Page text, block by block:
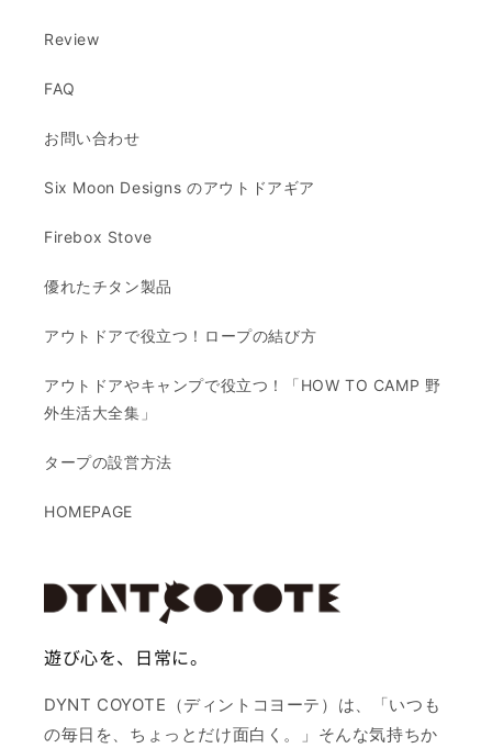
Review
FAQ
お問い合わせ
Six Moon Designs のアウトドアギア
Firebox Stove
優れたチタン製品
アウトドアで役立つ！ロープの結び方
アウトドアやキャンプで役立つ！「HOW TO CAMP 野
外生活大全集」
タープの設営方法
HOMEPAGE
遊び心を、日常に。
DYNT COYOTE（ディントコヨーテ）は、「いつも
の毎日を、ちょっとだけ面白く。」そんな気持ちか